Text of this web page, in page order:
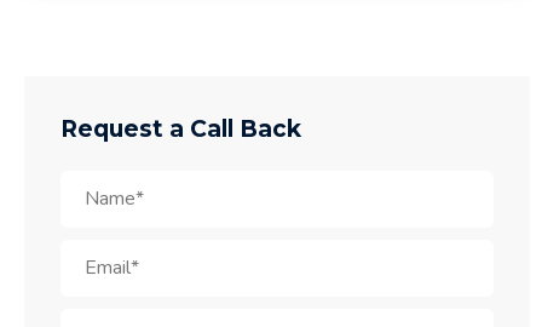
Request a Call Back